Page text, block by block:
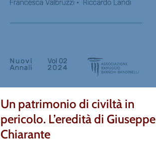
Un patrimonio di civiltà in
pericolo. L’eredità di Giuseppe
Chiarante